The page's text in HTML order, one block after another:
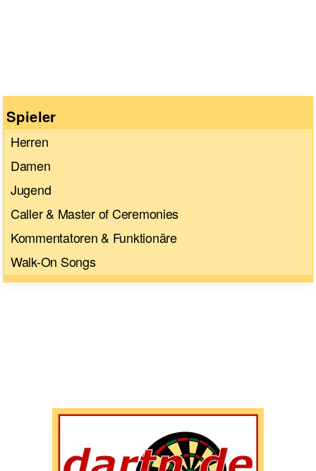
Spieler
Herren
Damen
Jugend
Caller & Master of Ceremonies
Kommentatoren & Funktionäre
Walk-On Songs